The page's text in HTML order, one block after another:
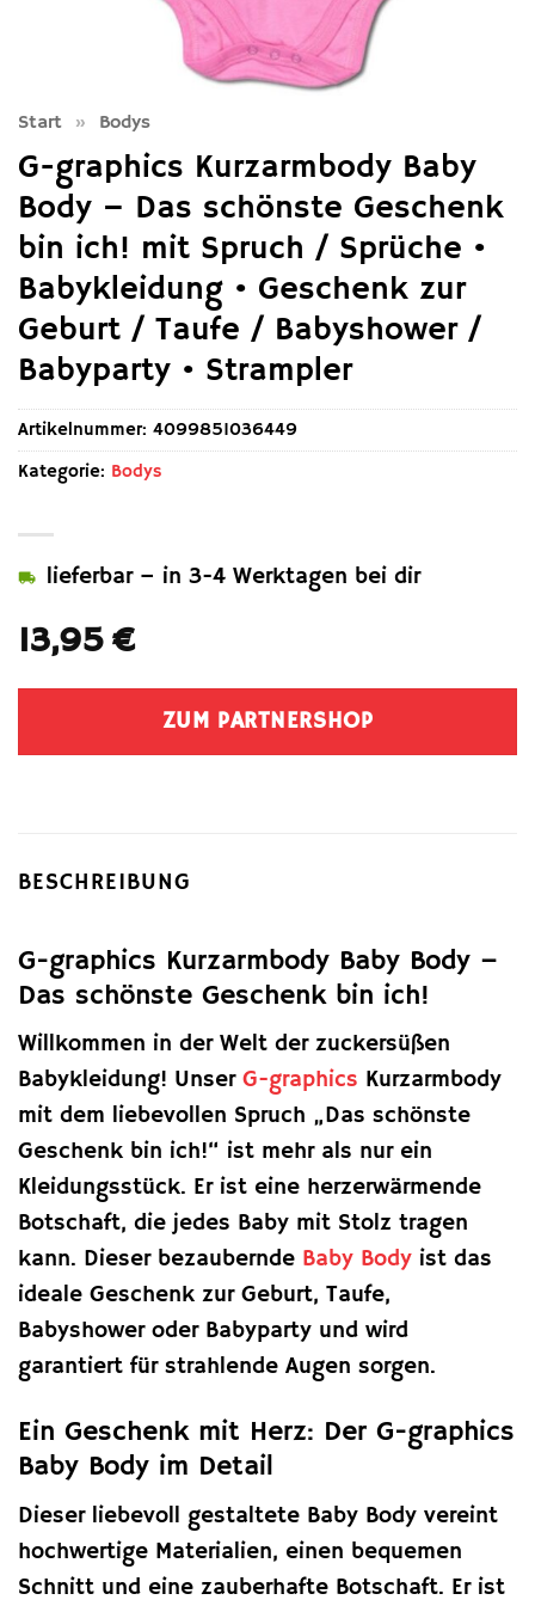
Start » Bodys
G-graphics Kurzarmbody Baby
Body – Das schönste Geschenk
bin ich! mit Spruch / Sprüche •
Babykleidung • Geschenk zur
Geburt / Taufe / Babyshower /
Babyparty • Strampler
13,95€
lieferbar – in 3-4 Werktagen bei dir
ZUM PARTNERSHOP
Artikelnummer: 4099851036449
Kategorie: Bodys
BESCHREIBUNG
G-graphics Kurzarmbody Baby Body –
Das schönste Geschenk bin ich!
Willkommen in der Welt der zuckersüßen
Babykleidung! Unser G-graphics Kurzarmbody
mit dem liebevollen Spruch „Das schönste
Geschenk bin ich!“ ist mehr als nur ein
Kleidungsstück. Er ist eine herzerwärmende
Botschaft, die jedes Baby mit Stolz tragen
kann. Dieser bezaubernde Baby Body ist das
ideale Geschenk zur Geburt, Taufe,
Babyshower oder Babyparty und wird
garantiert für strahlende Augen sorgen.
Ein Geschenk mit Herz: Der G-graphics
Baby Body im Detail
Dieser liebevoll gestaltete Baby Body vereint
hochwertige Materialien, einen bequemen
Schnitt und eine zauberhafte Botschaft. Er ist